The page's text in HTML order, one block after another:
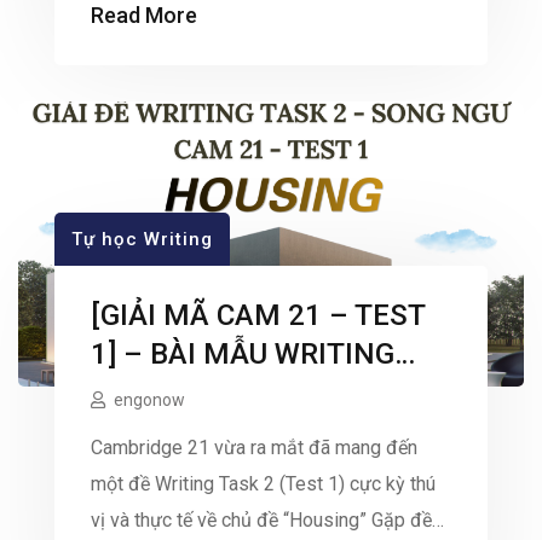
này. Tuy nhiên, chìa khóa để phá vỡ rào cản
[…]
Read More
Tự học Writing
[GIẢI MÃ CAM 21 – TEST
1] – BÀI MẪU WRITING
TASK 2 CHỦ ĐỀ
“HOUSING”
engonow
Cambridge 21 vừa ra mắt đã mang đến
một đề Writing Task 2 (Test 1) cực kỳ thú
vị và thực tế về chủ đề “Housing” Gặp đề